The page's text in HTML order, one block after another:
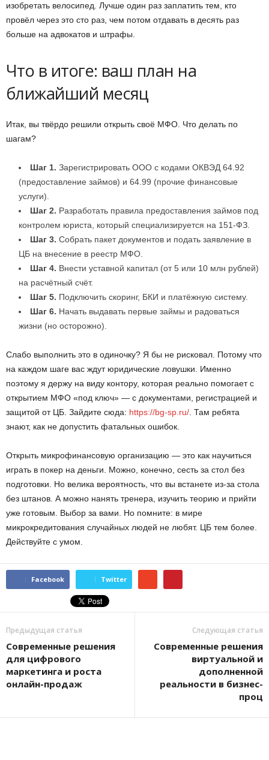
изобретать велосипед. Лучше один раз заплатить тем, кто
провёл через это сто раз, чем потом отдавать в десять раз
больше на адвокатов и штрафы.
Что в итоге: ваш план на
ближайший месяц
Итак, вы твёрдо решили открыть своё МФО. Что делать по
шагам?
Шаг 1. Зарегистрировать ООО с кодами ОКВЭД 64.92
(предоставление займов) и 64.99 (прочие финансовые
услуги).
Шаг 2. Разработать правила предоставления займов под
контролем юриста, который специализируется на 151-ФЗ.
Шаг 3. Собрать пакет документов и подать заявление в
ЦБ на внесение в реестр МФО.
Шаг 4. Внести уставной капитал (от 5 или 10 млн рублей)
на расчётный счёт.
Шаг 5. Подключить скоринг, БКИ и платёжную систему.
Шаг 6. Начать выдавать первые займы и радоваться
жизни (но осторожно).
Слабо выполнить это в одиночку? Я бы не рисковал. Потому что
на каждом шаге вас ждут юридические ловушки. Именно
поэтому я держу на виду контору, которая реально помогает с
открытием МФО «под ключ» — с документами, регистрацией и
защитой от ЦБ. Зайдите сюда: https://bg-sp.ru/ . Там ребята
знают, как не допустить фатальных ошибок.
Открыть микрофинансовую организацию — это как научиться
играть в покер на деньги. Можно, конечно, сесть за стол без
подготовки. Но велика вероятность, что вы встанете из-за стола
без штанов. А можно нанять тренера, изучить теорию и прийти
уже готовым. Выбор за вами. Но помните: в мире
микрокредитования случайных людей не любят. ЦБ тем более.
Действуйте с умом.
Facebook Twitter
Предыдущая статья
Современные решения
для цифрового
маркетинга и роста
онлайн-продаж
Следующая статья
Современные решения
виртуальной и
дополненной
реальности в бизнес-
проц